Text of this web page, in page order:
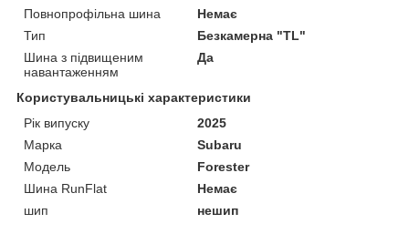
Повнопрофільна шина
Немає
Тип
Безкамерна "TL"
Шина з підвищеним
навантаженням
Да
Користувальницькі характеристики
Рік випуску
2025
Марка
Subaru
Мoдель
Forester
Шина RunFlat
Немає
шип
нешип